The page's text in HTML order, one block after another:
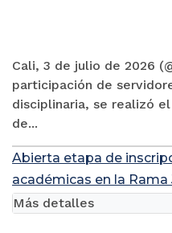
Cali, 3 de julio de 2026
participación de
disciplinaria, se realizó
de...
Abierta etapa de
académicas en la Rama
Más detalles